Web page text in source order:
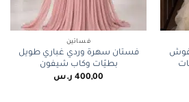
فساتين
فستان سهرة وردي غباري طويل
بطيّات وكاب شيفون
400,00 ر.س